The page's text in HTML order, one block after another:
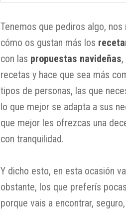
Tenemos que pediros algo,
cómo os gustan más los
con las propuestas navideñas
recetas y hace que sea más
tipos de personas, las que
lo que mejor se adapta a sus
que mejor les ofrezcas una
con tranquilidad.
Y dicho esto, en esta ocasión
obstante, los que preferís
porque vais a encontrar,